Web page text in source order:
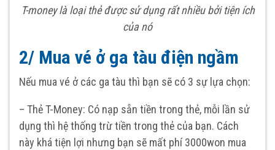
T-money là loại thẻ được sử dụng rất nhiều bởi tiện ích
của nó
2/ Mua vé ở ga tàu điện ngầm
Nếu mua vé ở các ga tàu thì bạn sẽ có 3 sự lựa chọn:
– Thẻ T-Money: Có nạp sẵn tiền trong thẻ, mỗi lần sử
dụng thì hệ thống trừ tiền trong thẻ của bạn. Cách
này khá tiện lợi nhưng bạn sẽ mất phí 3000won mua